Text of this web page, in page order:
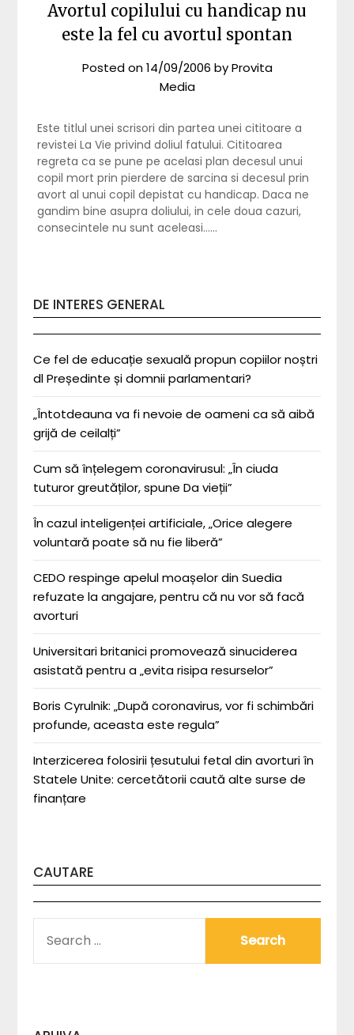
Avortul copilului cu handicap nu
este la fel cu avortul spontan
Posted on14/09/2006 byProvita
Media
Este titlul unei scrisori din partea unei cititoare a
revistei La Vie privind doliul fatului. Cititoarea
regreta ca se pune pe acelasi plan decesul unui
copil mort prin pierdere de sarcina si decesul prin
avort al unui copil depistat cu handicap. Daca ne
gandim bine asupra doliului, in cele doua cazuri,
consecintele nu sunt aceleasi……
DE INTERES GENERAL
Ce fel de educație sexuală propun copiilor noștri
dl Președinte și domnii parlamentari?
„Întotdeauna va fi nevoie de oameni ca să aibă
grijă de ceilalți”
Cum să înțelegem coronavirusul: „În ciuda
tuturor greutăților, spune Da vieții”
În cazul inteligenței artificiale, „Orice alegere
voluntară poate să nu fie liberă”
CEDO respinge apelul moașelor din Suedia
refuzate la angajare, pentru că nu vor să facă
avorturi
Universitari britanici promovează sinuciderea
asistată pentru a „evita risipa resurselor”
Boris Cyrulnik: „După coronavirus, vor fi schimbări
profunde, aceasta este regula”
Interzicerea folosirii țesutului fetal din avorturi în
Statele Unite: cercetătorii caută alte surse de
finanțare
CAUTARE
FOR: